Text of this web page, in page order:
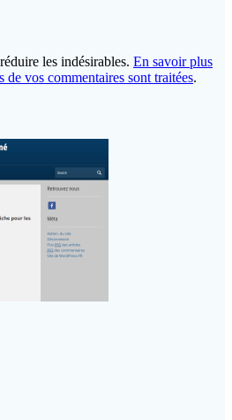
les indésirables. En savoir plus
de vos commentaires sont traitées.